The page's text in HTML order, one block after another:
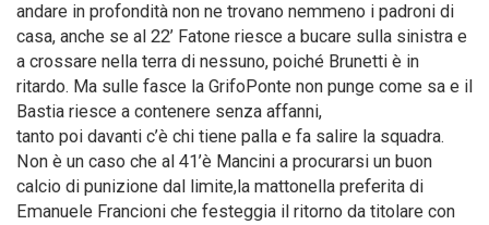
andare in profondità non ne trovano nemmeno i padroni di
casa, anche se al 22’ Fatone riesce a bucare sulla sinistra e
a crossare nella terra di nessuno, poiché Brunetti è in
ritardo. Ma sulle fasce la GrifoPonte non punge come sa e il
Bastia riesce a contenere senza affanni,
tanto poi davanti c’è chi tiene palla e fa salire la squadra.
Non è un caso che al 41’è Mancini a procurarsi un buon
calcio di punizione dal limite,la mattonella preferita di
Emanuele Francioni che festeggia il ritorno da titolare con